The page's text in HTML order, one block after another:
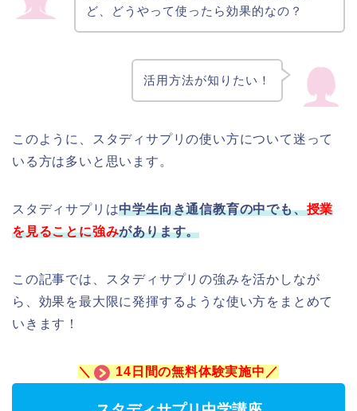
ど、どうやって使ったら効果的なの？
活用方法が知りたい！
このように、スタディサプリの使い方について迷って
いる方は多いと思います。
スタディサプリは中学生向き通信教育の中でも、授業
を見ることに強みがあります。
この記事では、スタディサプリの強みを活かしなが
ら、効果を最大限に発揮するような使い方をまとめて
いきます！
＼ 14日間の無料体験実施中／